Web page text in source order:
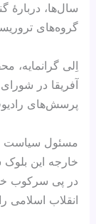
سال‌ها، دربارهٔ
گروه‌های
اِلی گرانمایه،
آفریقا در
پرسش‌های
مسئول سیاست
خارجه این
در پی سرکوب
انقلاب اسلامی